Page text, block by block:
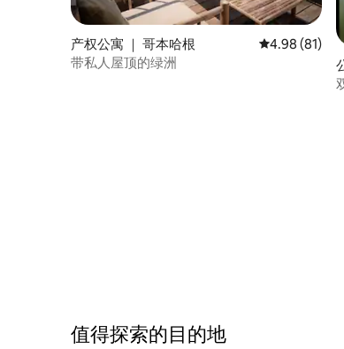
产权公寓 ｜ 哥本哈根 平均评分
4.98 (81)
带私人屋顶的绿洲
值得探索的目的地